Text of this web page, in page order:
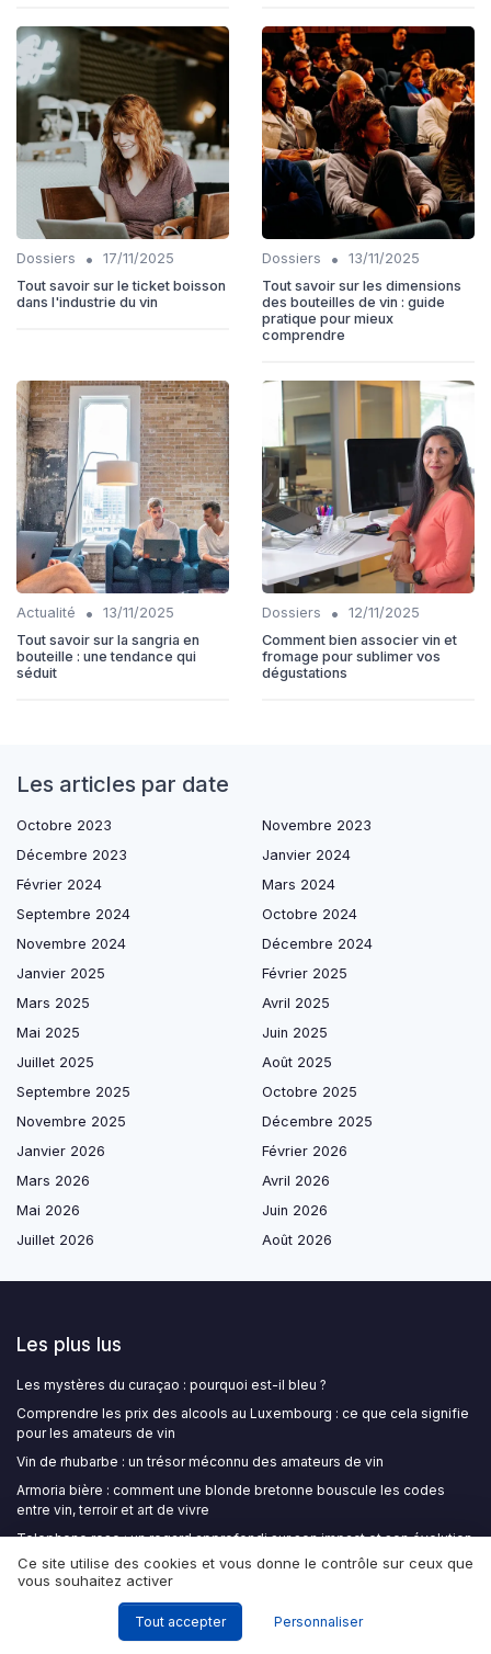
Dossiers •
17/11/2025
Tout savoir sur le ticket boisson
dans l'industrie du vin
Dossiers •
13/11/2025
Tout savoir sur les dimensions
des bouteilles de vin : guide
pratique pour mieux
comprendre
Actualité •
13/11/2025
Tout savoir sur la sangria en
bouteille : une tendance qui
séduit
Dossiers •
12/11/2025
Comment bien associer vin et
fromage pour sublimer vos
dégustations
Les articles par date
Octobre 2023
Novembre 2023
Décembre 2023
Janvier 2024
Février 2024
Mars 2024
Septembre 2024
Octobre 2024
Novembre 2024
Décembre 2024
Janvier 2025
Février 2025
Mars 2025
Avril 2025
Mai 2025
Juin 2025
Juillet 2025
Août 2025
Septembre 2025
Octobre 2025
Novembre 2025
Décembre 2025
Janvier 2026
Février 2026
Mars 2026
Avril 2026
Mai 2026
Juin 2026
Juillet 2026
Août 2026
Les plus lus
Les mystères du curaçao : pourquoi est-il bleu ?
Comprendre les prix des alcools au Luxembourg : ce que cela signifie
pour les amateurs de vin
Vin de rhubarbe : un trésor méconnu des amateurs de vin
Armoria bière : comment une blonde bretonne bouscule les codes
entre vin, terroir et art de vivre
Telephone rose : un regard approfondi sur son impact et son évolution
Traçabilité du vin : blockchain, QR codes NFC et passeport digital font
Ce site utilise des cookies et vous donne le contrôle sur ceux que
vous souhaitez activer
Tout accepter Personnaliser